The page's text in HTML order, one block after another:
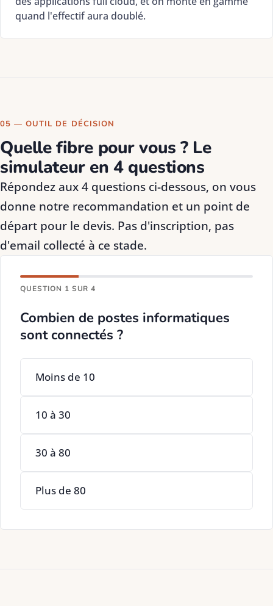
quand l'effectif aura doublé.
05 — OUTIL DE DÉCISION
Quelle fibre pour vous ? Le
simulateur en 4 questions
Répondez aux 4 questions ci-dessous, on vous
donne notre recommandation et un point de
départ pour le devis. Pas d'inscription, pas
d'email collecté à ce stade.
QUESTION 1 SUR 4
Combien de postes informatiques
sont connectés ?
Moins de 10
10 à 30
30 à 80
Plus de 80